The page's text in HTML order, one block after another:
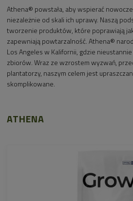
Athena® powstała, aby wspierać
niezależnie od skali ich uprawy. Naszą
tworzenie produktów, które poprawiają
zapewniają powtarzalność. Athena®
Los Angeles w Kalifornii, gdzie
zbiorów. Wraz ze wzrostem wyzwań,
plantatorzy, naszym celem jest
skomplikowane.
ATHENA